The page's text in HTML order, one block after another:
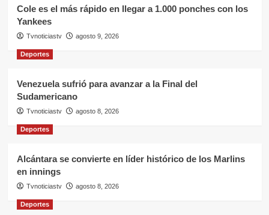
Cole es el más rápido en llegar a 1.000 ponches con los
Yankees
Tvnoticiastv agosto 9, 2026
Deportes
Venezuela sufrió para avanzar a la Final del
Sudamericano
Tvnoticiastv agosto 8, 2026
Deportes
Alcántara se convierte en líder histórico de los Marlins
en innings
Tvnoticiastv agosto 8, 2026
Deportes